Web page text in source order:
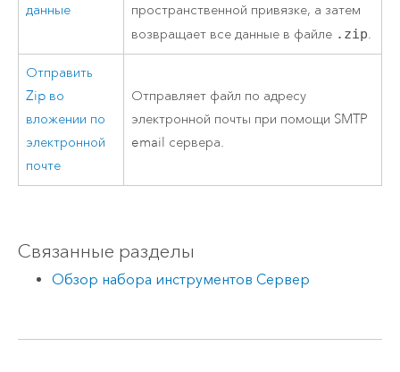
данные
пространственной привязке, а затем
возвращает все данные в файле .zip.
Отправить
Zip во
вложении по
электронной
почте
Отправляет файл по адресу
электронной почты при помощи SMTP
email сервера.
Связанные разделы
Обзор набора инструментов Сервер